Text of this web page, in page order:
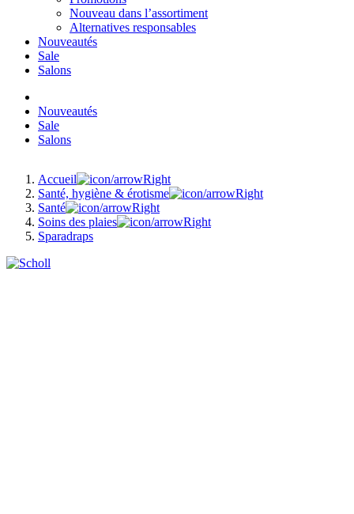
Nouveau dans l’assortiment
Alternatives responsables
Nouveautés
Sale
Salons
Nouveautés
Sale
Salons
Accueil
Santé, hygiène & érotisme
Santé
Soins des plaies
Sparadraps